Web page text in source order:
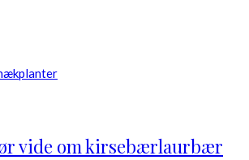
vide om kirsebærlaurbær